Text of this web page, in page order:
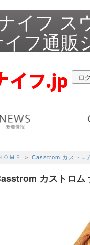
イフ ス
フ通販
ロ
ＯＭＥ ＞ Casstrom カストロ
カストロム